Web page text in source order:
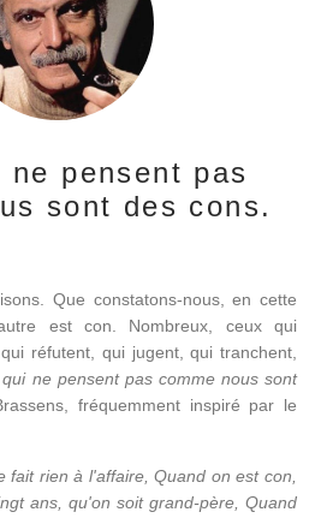
ne pensent pas
sont des cons.
Que constatons-nous, en cette
est con. Nombreux, ceux qui
réfutent, qui jugent, qui tranchent,
ne pensent pas comme nous sont
fréquemment inspiré par le
fait rien à l'affaire, Quand on est con,
ans, qu'on soit grand-père, Quand